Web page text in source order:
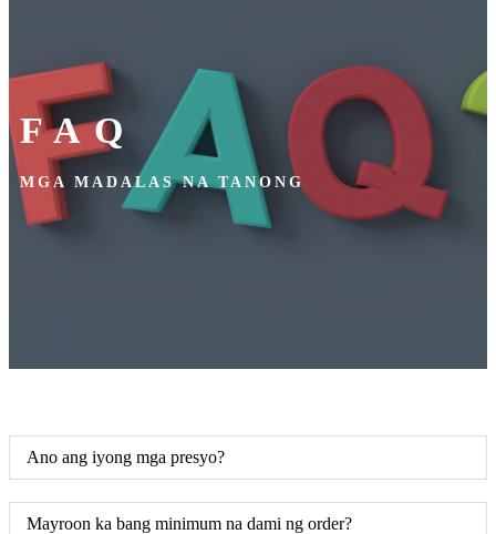
FAQ
MGA MADALAS NA TANONG
Ano ang iyong mga presyo?
Mayroon ka bang minimum na dami ng order?